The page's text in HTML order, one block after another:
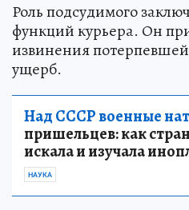
Роль подсудимого
функций курьера. Он
извинения
ущерб.
Над СССР военные
пришельцев: как
искала и изучала
НАУКА